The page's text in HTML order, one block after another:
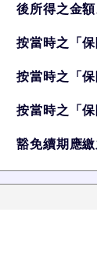
後所得之金額
按當時之「
按當時之「
按當時之「
豁免續期應